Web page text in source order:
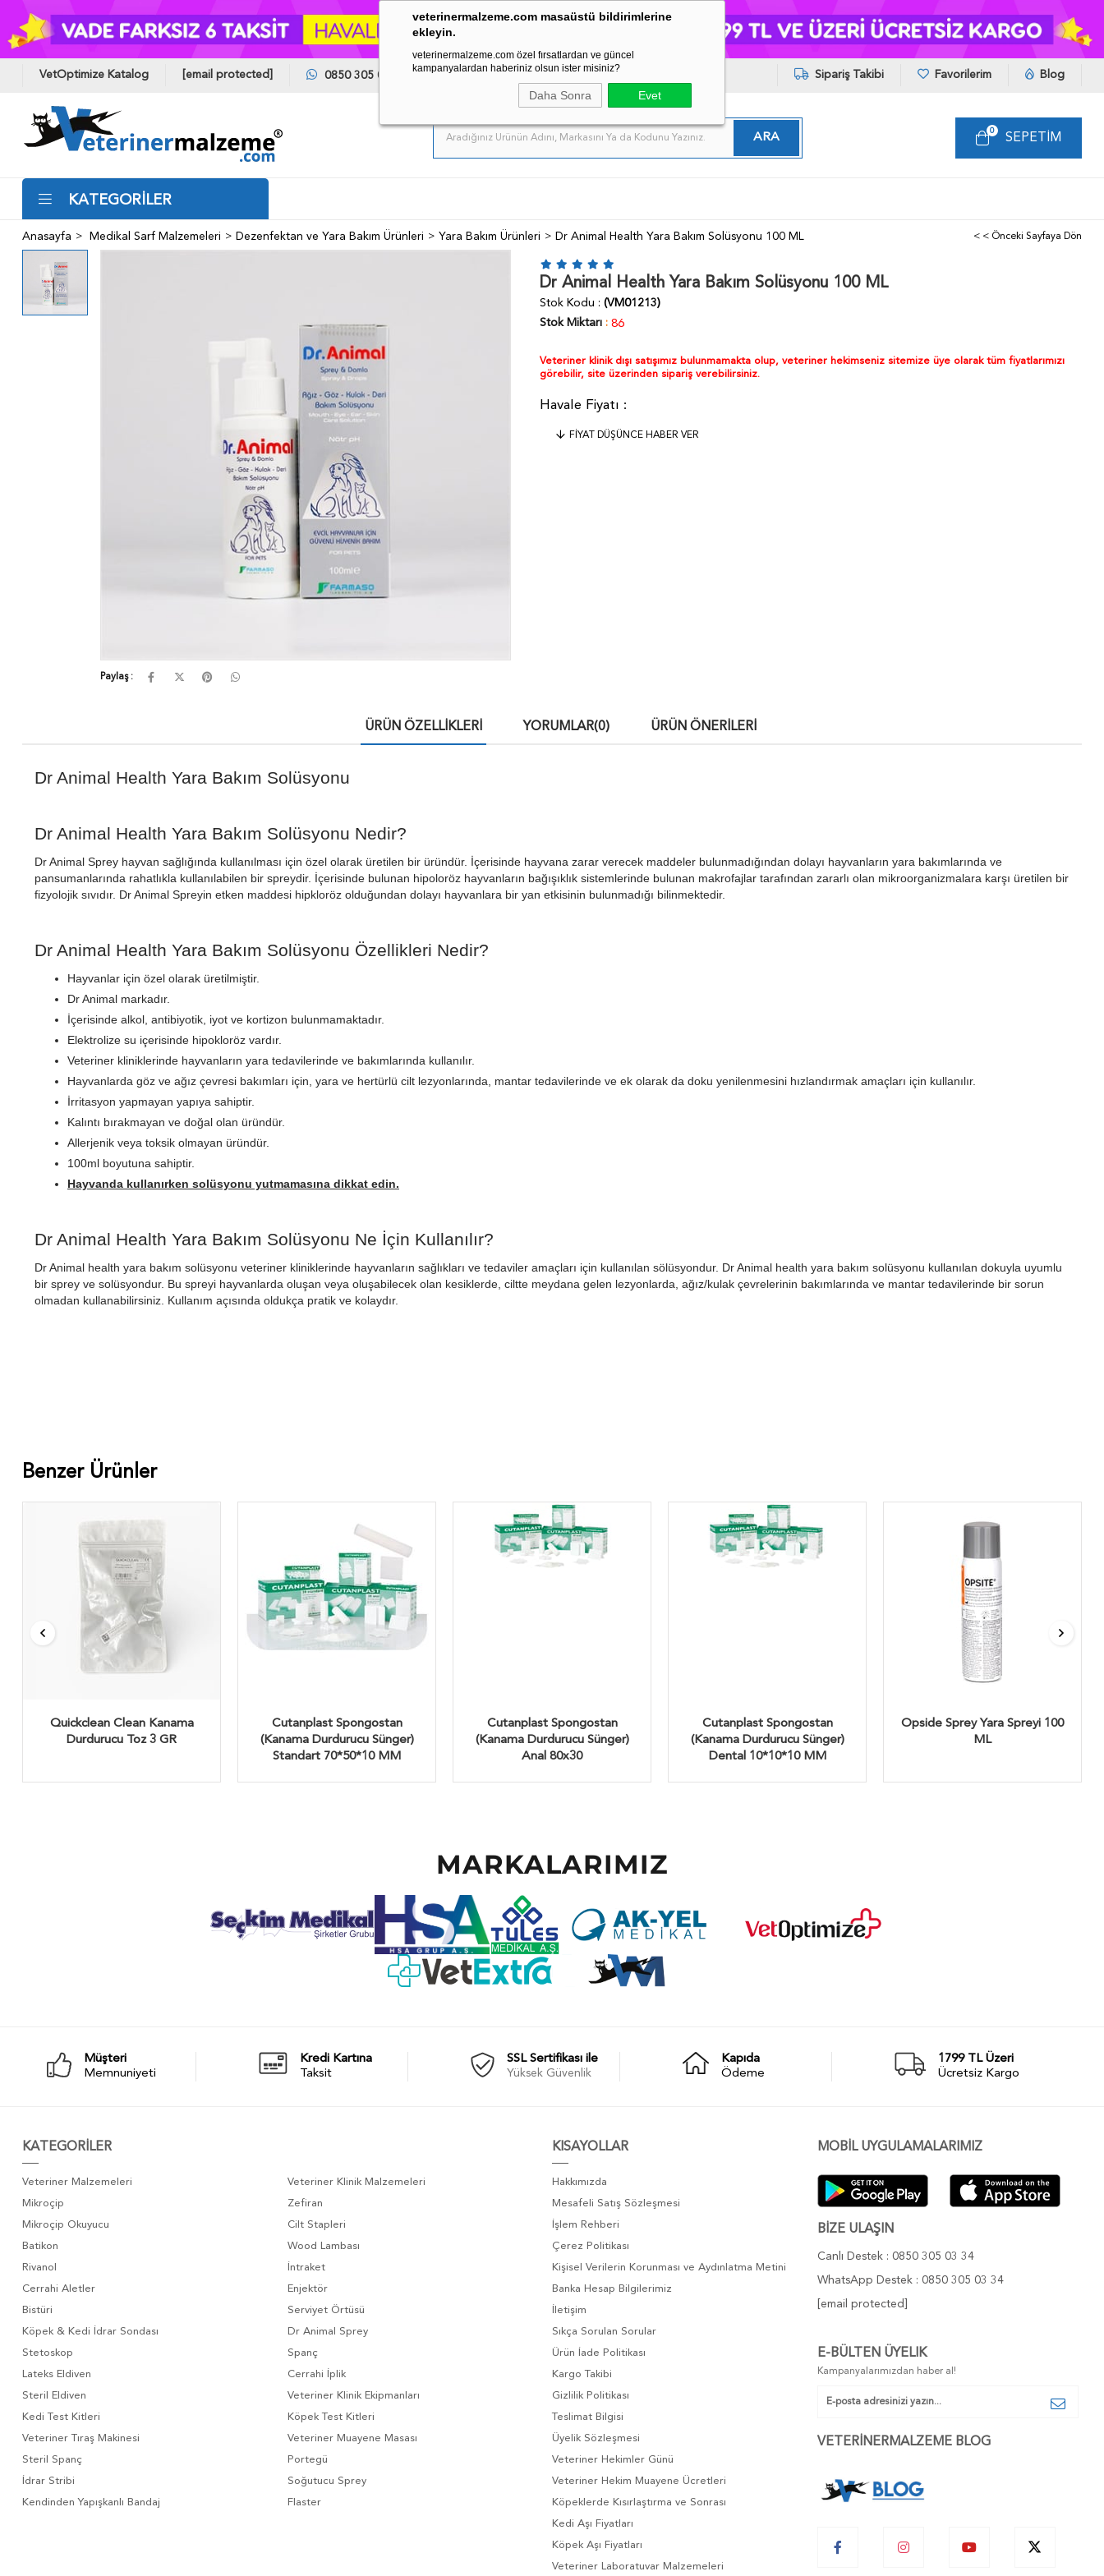
veterinermalzeme.com masaüstü bildirimlerine
ekleyin.
veterinermalzeme.com özel fırsatlardan ve güncel
kampanyalardan haberiniz olsun ister misiniz?
Daha Sonra Evet
VetOptimize Katalog [email protected] 0850 305 03 34 Sipariş Takibi Favorilerim Blog
SEPETIM
0
KATEGORİLER
Anasayfa Medikal Sarf Malzemeleri Dezenfektan ve Yara Bakım Ürünleri Yara Bakım Ürünleri Dr Animal Health Yara Bakım Solüsyonu 100 ML < < Önceki Sayfaya Dön
Paylaş :
Dr Animal Health Yara Bakım Solüsyonu 100 ML
Stok Kodu
(VM01213)
Stok Miktarı : 86
Veteriner klinik dışı satışımız bulunmamakta olup, veteriner hekimseniz sitemize üye olarak tüm fiyatlarımızı
görebilir, site üzerinden sipariş verebilirsiniz.
FIYAT DÜŞÜNCE HABER VER
ÜRÜN ÖZELLIKLERI YORUMLAR(0) ÜRÜN ÖNERILERI
Dr Animal Health Yara Bakım Solüsyonu
Dr Animal Health Yara Bakım Solüsyonu Nedir?
Dr Animal Sprey hayvan sağlığında kullanılması için özel olarak üretilen bir üründür. İçerisinde hayvana zarar verecek maddeler bulunmadığından dolayı hayvanların yara bakımlarında ve
pansumanlarında rahatlıkla kullanılabilen bir spreydir. İçerisinde bulunan hipoloröz hayvanların bağışıklık sistemlerinde bulunan makrofajlar tarafından zararlı olan mikroorganizmalara karşı üretilen bir
fizyolojik sıvıdır. Dr Animal Spreyin etken maddesi hipkloröz olduğundan dolayı hayvanlara bir yan etkisinin bulunmadığı bilinmektedir.
Dr Animal Health Yara Bakım Solüsyonu Özellikleri Nedir?
Hayvanlar için özel olarak üretilmiştir.
Dr Animal markadır.
İçerisinde alkol, antibiyotik, iyot ve kortizon bulunmamaktadır.
Elektrolize su içerisinde hipokloröz vardır.
Veteriner kliniklerinde hayvanların yara tedavilerinde ve bakımlarında kullanılır.
Hayvanlarda göz ve ağız çevresi bakımları için, yara ve hertürlü cilt lezyonlarında, mantar tedavilerinde ve ek olarak da doku yenilenmesini hızlandırmak amaçları için kullanılır.
İrritasyon yapmayan yapıya sahiptir.
Kalıntı bırakmayan ve doğal olan üründür.
Allerjenik veya toksik olmayan üründür.
100ml boyutuna sahiptir.
Hayvanda kullanırken solüsyonu yutmamasına dikkat edin.
Dr Animal Health Yara Bakım Solüsyonu Ne İçin Kullanılır?
Dr Animal health yara bakım solüsyonu veteriner kliniklerinde hayvanların sağlıkları ve tedaviler amaçları için kullanılan sölüsyondur. Dr Animal health yara bakım solüsyonu kullanılan dokuyla uyumlu
bir sprey ve solüsyondur. Bu spreyi hayvanlarda oluşan veya oluşabilecek olan kesiklerde, ciltte meydana gelen lezyonlarda, ağız/kulak çevrelerinin bakımlarında ve mantar tedavilerinde bir sorun
olmadan kullanabilirsiniz. Kullanım açısında oldukça pratik ve kolaydır.
Benzer Ürünler
Quickclean Clean Kanama
Durdurucu Toz 3 GR
Cutanplast Spongostan
(Kanama Durdurucu Sünger)
Standart 70*50*10 MM
Cutanplast Spongostan
(Kanama Durdurucu Sünger)
Anal 80x30
Cutanplast Spongostan
(Kanama Durdurucu Sünger)
Dental 10*10*10 MM
Opside Sprey Yara Spreyi 100
ML
MARKALARIMIZ
Müşteri
Memnuniyeti
Kredi Kartına
Taksit
SSL Sertifikası ile
Yüksek Güvenlik
Kapıda
Ödeme
1799 TL Üzeri
Ücretsiz Kargo
KATEGORİLER
Veteriner Malzemeleri
Veteriner Klinik Malzemeleri
Mikroçip
Zefiran
Mikroçip Okuyucu
Cilt Stapleri
Batikon
Wood Lambası
Rivanol
İntraket
Cerrahi Aletler
Enjektör
Bistüri
Serviyet Örtüsü
Köpek & Kedi İdrar Sondası
Dr Animal Sprey
Stetoskop
Spanç
Lateks Eldiven
Cerrahi İplik
Steril Eldiven
Veteriner Klinik Ekipmanları
Kedi Test Kitleri
Köpek Test Kitleri
Veteriner Tıraş Makinesi
Veteriner Muayene Masası
Steril Spanç
Portegü
İdrar Stribi
Soğutucu Sprey
Kendinden Yapışkanlı Bandaj
Flaster
KISAYOLLAR
Hakkımızda
Mesafeli Satış Sözleşmesi
İşlem Rehberi
Çerez Politikası
Kişisel Verilerin Korunması ve Aydınlatma Metini
Banka Hesap Bilgilerimiz
İletişim
Sıkça Sorulan Sorular
Ürün İade Politikası
Kargo Takibi
Gizlilik Politikası
Teslimat Bilgisi
Üyelik Sözleşmesi
Veteriner Hekimler Günü
Veteriner Hekim Muayene Ücretleri
Köpeklerde Kısırlaştırma ve Sonrası
Kedi Aşı Fiyatları
Köpek Aşı Fiyatları
Veteriner Laboratuvar Malzemeleri
MOBİL UYGULAMALARIMIZ
BİZE ULAŞIN
Canlı Destek : 0850 305 03 34
WhatsApp Destek : 0850 305 03 34
[email protected]
E-BÜLTEN ÜYELIK
Kampanyalarımızdan haber al!
VETERİNERMALZEME BLOG